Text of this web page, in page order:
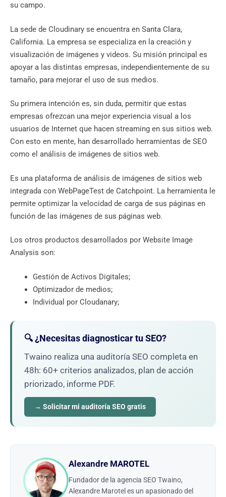
su campo.
La sede de Cloudinary se encuentra en Santa Clara,
California. La empresa se especializa en la creación y
visualización de imágenes y videos. Su misión principal es
apoyar a las distintas empresas, independientemente de su
tamaño, para mejorar el uso de sus medios.
Su primera intención es, sin duda, permitir que estas
empresas ofrezcan una mejor experiencia visual a los
usuarios de Internet que hacen streaming en sus sitios web.
Con esto en mente, han desarrollado herramientas de SEO
como el análisis de imágenes de sitios web.
Es una plataforma de análisis de imágenes de sitios web
integrada con WebPageTest de Catchpoint. La herramienta le
permite optimizar la velocidad de carga de sus páginas en
función de las imágenes de sus páginas web.
Los otros productos desarrollados por Website Image
Analysis son:
Gestión de Activos Digitales;
Optimizador de medios;
Individual por Cloudanary;
🔍 ¿Necesitas diagnosticar tu SEO?
Twaino realiza una auditoría SEO completa en
48h: 60+ criterios analizados, plan de acción
priorizado, informe PDF.
→ Solicitar mi auditoría SEO gratis
Alexandre MAROTEL
Fundador de la agencia SEO Twaino,
Alexandre Marotel es un apasionado del